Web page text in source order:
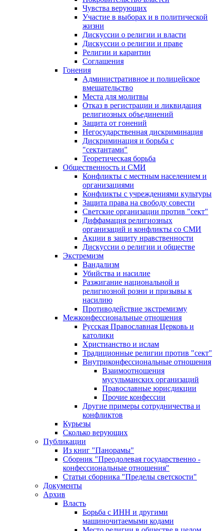
Чувства верующих
Участие в выборах и в политической
жизни
Дискуссии о религии и власти
Дискуссии о религии и праве
Религии и карантин
Соглашения
Гонения
Административное и полицейское
вмешательство
Места для молитвы
Отказ в регистрации и ликвидация
религиозных объединений
Защита от гонений
Негосударственная дискриминация
Дискриминация и борьба с
"сектантами"
Теоретическая борьба
Общественность и СМИ
Конфликты с местным населением и
организациями
Конфликты с учреждениями культуры
Защита права на свободу совести
Светские организации против "сект"
Диффамация религиозных
организаций и конфликты со СМИ
Акции в защиту нравственности
Дискуссии о религии и обществе
Экстремизм
Вандализм
Убийства и насилие
Разжигание национальной и
религиозной розни и призывы к
насилию
Противодействие экстремизму
Межконфессиональные отношения
Русская Православная Церковь и
католики
Христианство и ислам
Традиционные религии против "сект"
Внутриконфессиональные отношения
Взаимоотношения
мусульманских организаций
Православные юрисдикции
Прочие конфессии
Другие примеры сотрудничества и
конфликтов
Курьезы
Сколько верующих
Публикации
Из книг "Панорамы"
Сборник "Преодолевая государственно -
конфессиональные отношения"
Статьи сборника "Пределы светскости"
Документы
Архив
Власть
Борьба с ИНН и другими
машиночитаемыми кодами